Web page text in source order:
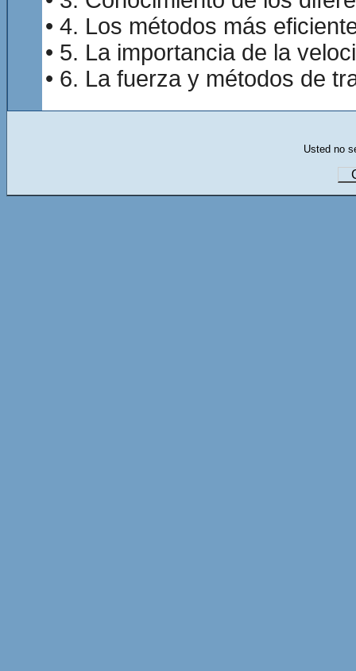
• 4. Los métodos más
• 5. La importancia de la
• 6. La fuerza y métodos de
Usted no